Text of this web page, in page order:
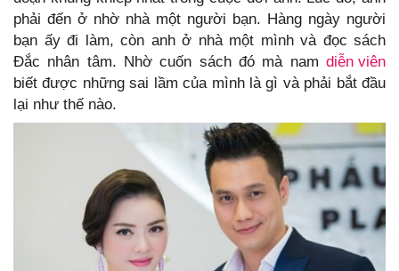
phải đến ở nhờ nhà một người bạn. Hàng ngày người
bạn ấy đi làm, còn anh ở nhà một mình và đọc sách
Đắc nhân tâm. Nhờ cuốn sách đó mà nam diễn viên
biết được những sai lầm của mình là gì và phải bắt đầu
lại như thế nào.